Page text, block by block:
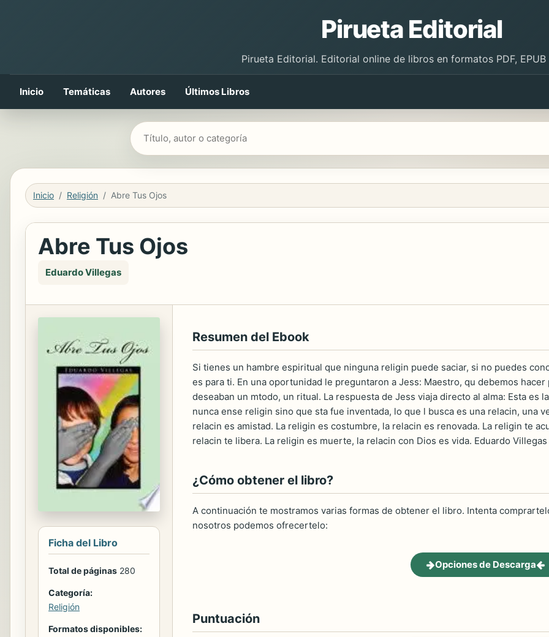
Pirueta Editorial
Pirueta Editorial. Editorial online de libros en formatos PDF, EPUB
Inicio Temáticas Autores Últimos Libros
Buscar libros
Inicio Religión Abre Tus Ojos
Abre Tus Ojos
Eduardo Villegas
Ficha del Libro
Total de páginas 280
Categoría:
Religión
Formatos disponibles:
Resumen del Ebook
Si tienes un hambre espiritual que ninguna religin puede saciar, si no puedes
es para ti. En una oportunidad le preguntaron a Jess: Maestro, qu debemos
deseaban un mtodo, un ritual. La respuesta de Jess viaja directo al alma: Esta es
nunca ense religin sino que sta fue inventada, lo que l busca es una relacin, una
relacin es amistad. La religin es costumbre, la relacin es renovada. La religin te
relacin te libera. La religin es muerte, la relacin con Dios es vida. Eduardo Villegas
¿Cómo obtener el libro?
A continuación te mostramos varias formas de obtener el libro. Intenta
nosotros podemos ofrecertelo:
Opciones de Descarga
Puntuación